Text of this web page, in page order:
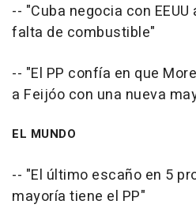
-- "Cuba negocia con
falta de combustible"
-- "El PP confía en que
a Feijóo con una nueva
EL MUNDO
-- "El último escaño en 5
mayoría tiene el PP"